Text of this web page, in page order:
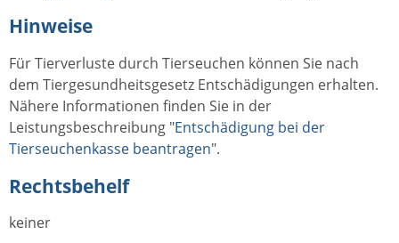
Hinweise
Für Tierverluste durch Tierseuchen können Sie nach
dem Tiergesundheitsgesetz Entschädigungen erhalten.
Nähere Informationen finden Sie in der
Leistungsbeschreibung "Entschädigung bei der
Tierseuchenkasse beantragen".
Rechtsbehelf
keiner